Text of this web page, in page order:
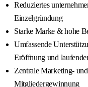
Reduziertes
Einzelgründung
Starke Marke & hohe
Umfassende
Eröffnung und
Zentrale Marketing-
Mitgliedergewinnung